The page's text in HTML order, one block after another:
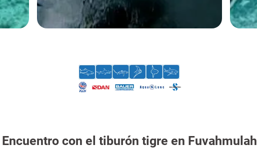
Encuentro con el tiburón tigre en Fuvahmulah